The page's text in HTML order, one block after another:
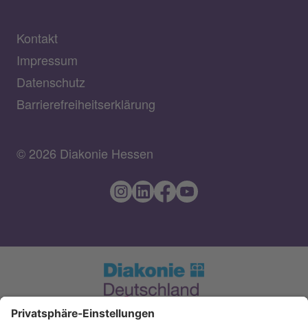
Kontakt
Impressum
Datenschutz
Barrierefreiheitserklärung
© 2026 Diakonie Hessen